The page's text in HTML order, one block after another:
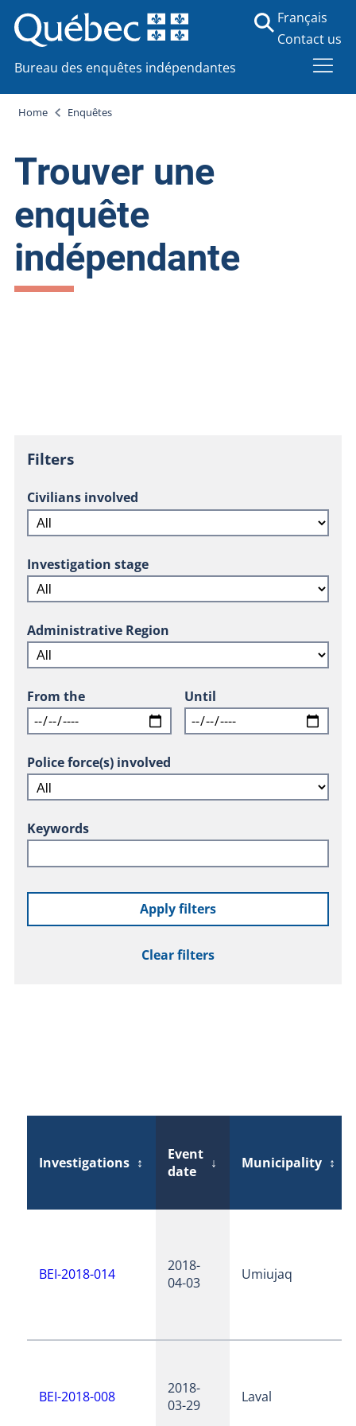
Bureau des enquêtes indépendantes
Français
Contact us
Home Enquêtes
Trouver une
enquête
indépendante
Filters
Civilians involved
Investigation stage
Administrative Region
From the Until
Police force(s) involved
Keywords
Apply filters
Clear filters
Investigations ↕
Event
date
↓ Municipality ↕
BEI-2018-014
2018-
04-03
Umiujaq
BEI-2018-008
2018-
03-29
Laval